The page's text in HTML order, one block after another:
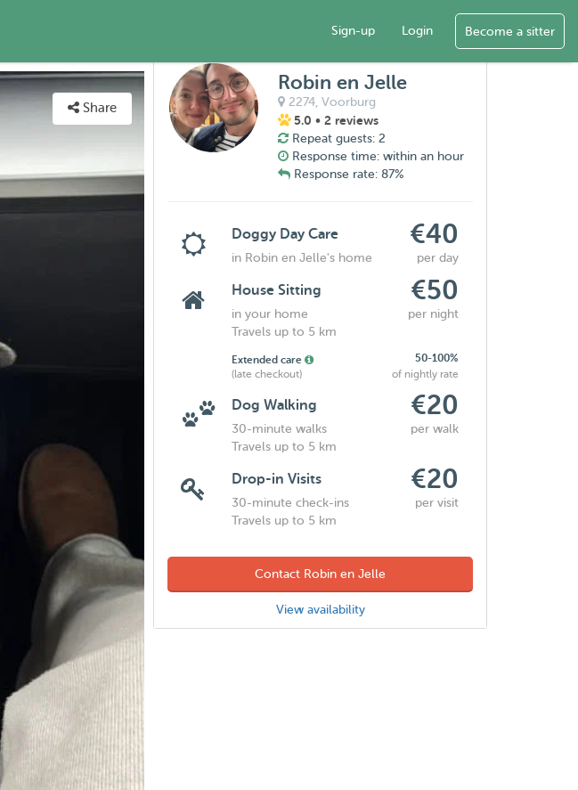
Sign-up Login Become a sitter
Share
Robin en Jelle
2274,Voorburg
5.0 • 2 reviews
Repeat guests: 2
Response time: within an hour
Response rate: 87%
Doggy Day Care €40
in Robin en Jelle's home per day
House Sitting €50
in your home
per night
Travels up to 5 km
Extended care
50-100%
(late checkout)
of nightly rate
Dog Walking €20
30-minute walks
per walk
Travels up to 5 km
Drop-in Visits €20
30-minute check-ins
per visit
Travels up to 5 km
Contact Robin en Jelle
View availability